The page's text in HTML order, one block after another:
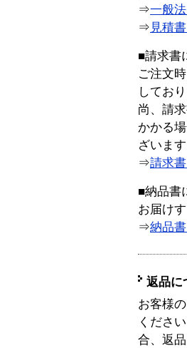
⇒一般
⇒ 見積
■請求書
ご注文
しており
尚、請
かかる
ざいます
⇒請求
■納品書
お届け
⇒納品
返品に
お客様
くださ
合、返